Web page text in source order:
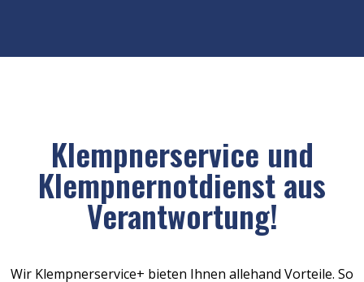
Klempnerservice und
Klempnernotdienst aus
Verantwortung!
Wir Klempnerservice+ bieten Ihnen allehand Vorteile. So